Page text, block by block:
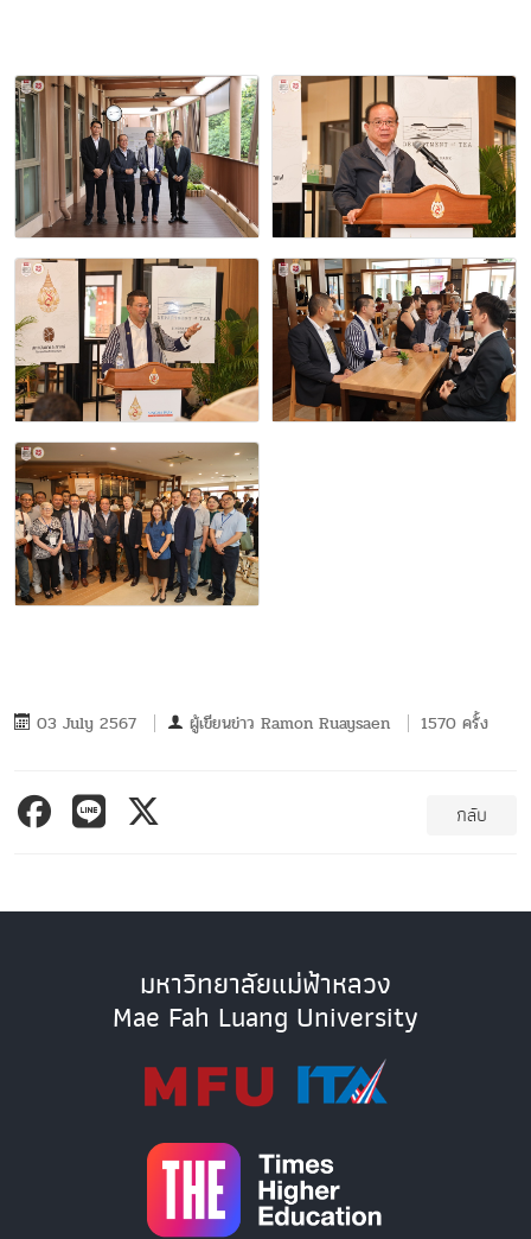
03 July 2567 ผู้เขียนข่าว Ramon Ruaysaen 1570 ครั้ง
กลับ
มหาวิทยาลัยแม่ฟ้าหลวง
Mae Fah Luang University